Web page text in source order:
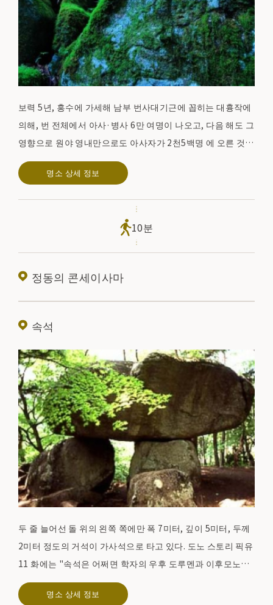
보력 5년, 홍수에 가세해 남부 번사대기근에 꼽히는 대흉작에
의해, 번 전체에서 아사·병사 6만 여명이 나오고, 다음 해도 그
영향으로 원야 영내만으로도 아사자가 2천5백명 에 오른 것으
로 알려져 이후에도 부작과 흉작이 이어졌다. 천명 3년, 대자
사 19대 요시야마 가즈오가 때때로 겹치는 흉작에 의한 아사
명소 상세 정보
10분
정동의 콘세이사마
속석
두 줄 늘어선 돌 위의 왼쪽 쪽에만 폭 7미터, 깊이 5미터, 두께
2미터 정도의 거석이 가사석으로 타고 있다. 도노 스토리 픽유
11 화에는 "속석은 어쩌면 학자의 우후 도루멘과 이후모노와
매우 비슷하다."라고 오오이시로 만든 고대인의 무덤이라고도
알려져 있지만, 무사시보 벤케이 하지만 다리를 걸어 대석에
명소 상세 정보